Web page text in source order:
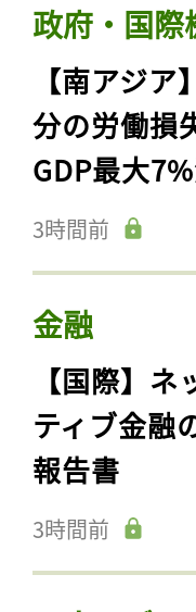
政府・国際
【南アジ
分の労働損
GDP最大
3時間前
金融
【国際】
ティブ金融
報告書
3時間前